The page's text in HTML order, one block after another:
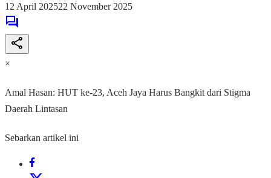
12 April 202522 November 2025
×
Amal Hasan: HUT ke-23, Aceh Jaya Harus Bangkit dari Stigma
Daerah Lintasan
Sebarkan artikel ini